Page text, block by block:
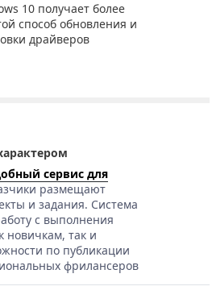
10 получает более
способ обновления и
драйверов
сервис для
размещают
и задания. Система
с выполнения
новичкам, так и
по публикации
фрилансеров